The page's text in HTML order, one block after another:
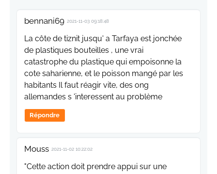
bennani69 2021-11-03 09:18:48
La côte de tiznit jusqu' a Tarfaya est jonchée
de plastiques bouteilles , une vrai
catastrophe du plastique qui empoisonne la
cote saharienne, et le poisson mangé par les
habitants Il faut réagir vite, des ong
allemandes s 'interessent au problème
Répondre
Mouss 2021-11-02 10:22:02
"Cette action doit prendre appui sur une